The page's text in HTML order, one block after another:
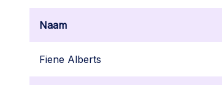
Naam
Fiene Alberts